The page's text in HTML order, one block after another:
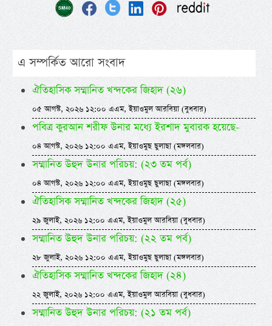
এ সম্পর্কিত আরো সংবাদ
ঐতিহাসিক সম্মানিত খন্দকের জিহাদ (২৬)
০৫ আগস্ট, ২০২৬ ১২:০০ এএম, ইয়াওমুল আরবিয়া (বুধবার)
পবিত্র কুরআন শরীফ উনার মধ্যে ইরশাদ মুবারক হয়েছে-
০৪ আগস্ট, ২০২৬ ১২:০০ এএম, ইয়াওমুছ ছুলাছা (মঙ্গলবার)
সম্মানিত উহুদ উনার পরিচয়: (২৩ তম পর্ব)
০৪ আগস্ট, ২০২৬ ১২:০০ এএম, ইয়াওমুছ ছুলাছা (মঙ্গলবার)
ঐতিহাসিক সম্মানিত খন্দকের জিহাদ (২৫)
২৯ জুলাই, ২০২৬ ১২:০০ এএম, ইয়াওমুল আরবিয়া (বুধবার)
সম্মানিত উহুদ উনার পরিচয়: (২২ তম পর্ব)
২৮ জুলাই, ২০২৬ ১২:০০ এএম, ইয়াওমুছ ছুলাছা (মঙ্গলবার)
ঐতিহাসিক সম্মানিত খন্দকের জিহাদ (২৪)
২২ জুলাই, ২০২৬ ১২:০০ এএম, ইয়াওমুল আরবিয়া (বুধবার)
সম্মানিত উহুদ উনার পরিচয়: (২১ তম পর্ব)